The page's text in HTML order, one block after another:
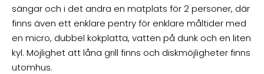
sängar och i det andra en matplats för 2 personer, där
finns även ett enklare pentry för enklare måltider med
en micro, dubbel kokplatta, vatten på dunk och en liten
kyl. Möjlighet att låna grill finns och diskmöjligheter finns
utomhus.